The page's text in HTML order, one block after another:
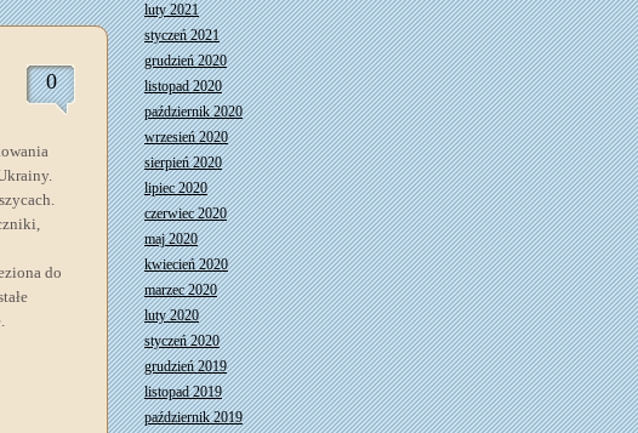
0
do
luty 2021
styczeń 2021
grudzień 2020
listopad 2020
październik 2020
wrzesień 2020
sierpień 2020
lipiec 2020
czerwiec 2020
maj 2020
kwiecień 2020
marzec 2020
luty 2020
styczeń 2020
grudzień 2019
listopad 2019
październik 2019